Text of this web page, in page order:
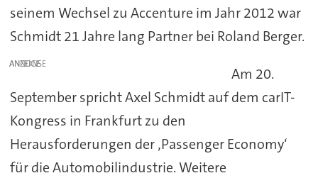
seinem Wechsel zu Accenture im Jahr 2012 war
Schmidt 21 Jahre lang Partner bei Roland Berger.
ANZEIGE
Am 20.
September spricht Axel Schmidt auf dem carIT-
Kongress in Frankfurt zu den
Herausforderungen der ‚Passenger Economy‘
für die Automobilindustrie. Weitere